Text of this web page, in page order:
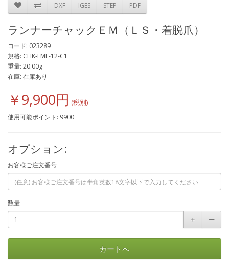
DXF IGES STEP PDF
ランナーチャックＥＭ（ＬＳ・着脱爪）
コード: 023289
規格: CHK-EMF-12-C1
重量: 20.00g
在庫: 在庫あり
￥9,900円
使用可能ポイント: 9900
オプション:
お客様ご注文番号
数量
＋
ー
カートへ